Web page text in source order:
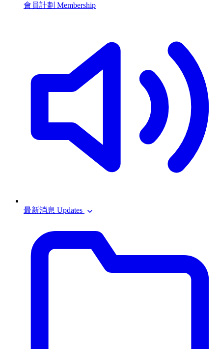
會員計劃 Membership
最新消息 Updates